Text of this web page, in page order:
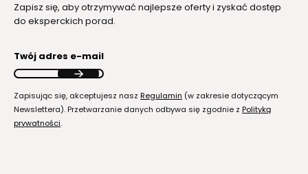
Zapisz się, aby otrzymywać najlepsze oferty i zyskać dostęp
do eksperckich porad.
Twój adres e-mail
Zapisując się, akceptujesz nasz Regulamin (w zakresie dotyczącym
Newslettera). Przetwarzanie danych odbywa się zgodnie z Polityką
prywatności.